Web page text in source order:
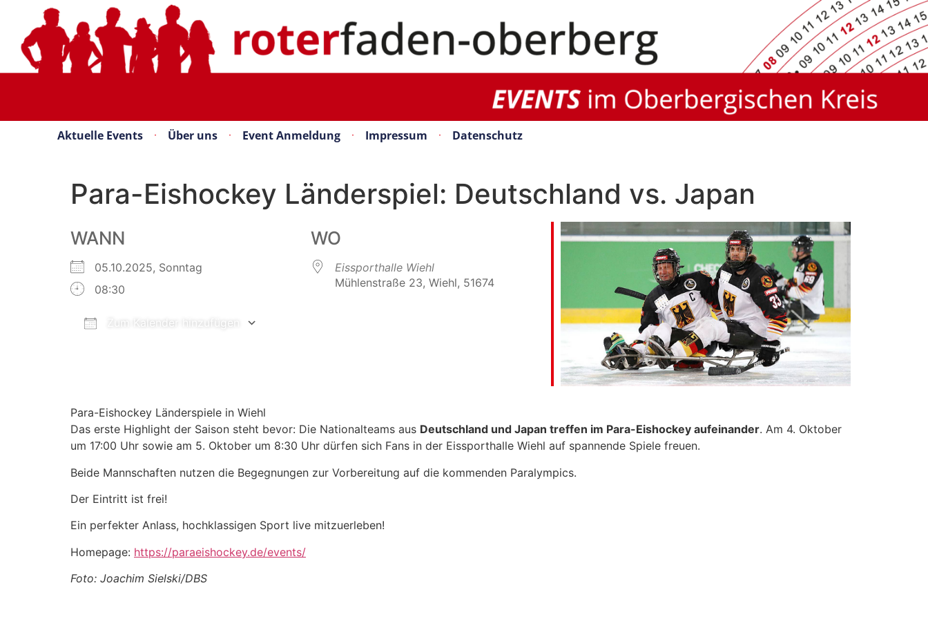
Aktuelle Events Über uns Event Anmeldung Impressum Datenschutz
Para-Eishockey Länderspiel: Deutschland vs. Japan
WANN
05.10.2025, Sonntag
08:30
Zum Kalender hinzufügen
Office 365
WO
Eissporthalle Wiehl
Mühlenstraße 23, Wiehl, 51674
Para-Eishockey Länderspiele in Wiehl
Das erste Highlight der Saison steht bevor: Die Nationalteams aus Deutschland und Japan treffen im Para-Eishockey aufeinander. Am 4. Oktober
um 17:00 Uhr sowie am 5. Oktober um 8:30 Uhr dürfen sich Fans in der Eissporthalle Wiehl auf spannende Spiele freuen.
Beide Mannschaften nutzen die Begegnungen zur Vorbereitung auf die kommenden Paralympics.
Der Eintritt ist frei!
Ein perfekter Anlass, hochklassigen Sport live mitzuerleben!
Homepage: https://paraeishockey.de/events/
Foto: Joachim Sielski/DBS